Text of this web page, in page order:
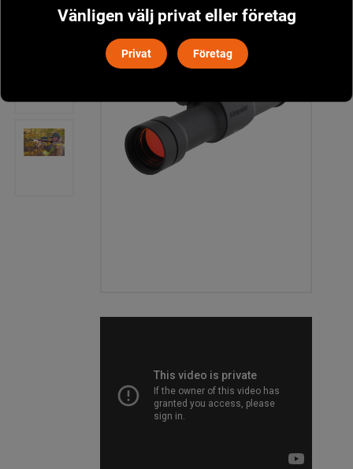
Vänligen välj privat eller företag
Privat Företag